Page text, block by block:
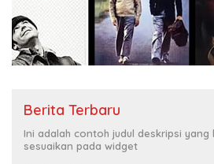
Berita Terbaru
Ini adalah contoh judul deskripsi yang
sesuaikan pada widget